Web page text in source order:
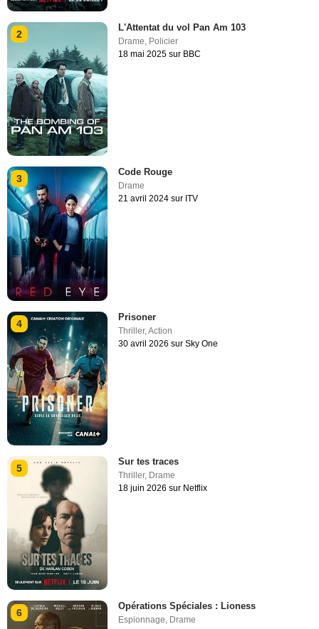
2
L'Attentat du vol Pan Am 103
Drame, Policier
18 mai 2025 sur BBC
3
Code Rouge
Drame
21 avril 2024 sur ITV
4
Prisoner
Thriller,Action
30 avril 2026 sur Sky One
5
Sur tes traces
Thriller, Drame
18 juin 2026 sur Netflix
6
Opérations Spéciales : Lioness
Espionnage, Drame